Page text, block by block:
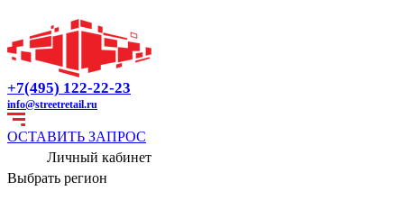
+7(495) 122-22-23
info@streetretail.ru
ОСТАВИТЬ ЗАПРОС
Личный кабинет
Выбрать регион